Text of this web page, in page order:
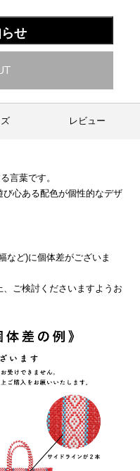
せ
レビュー
言葉です。
心ある配色が個性的なデザ
など)に個体差がございま
ご検討くださいますようお